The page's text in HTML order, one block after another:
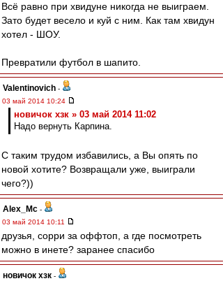
Всё равно при хвидуне никогда не выиграем.
Зато будет весело и куй с ним. Как там хвидун
хотел - ШОУ.
Превратили футбол в шапито.
Valentinovich -
03 май 2014 10:24
новичок хзк » 03 май 2014 11:02
Надо вернуть Карпина.
С таким трудом избавились, а Вы опять по
новой хотите? Возвращали уже, выиграли
чего?))
Alex_Mc -
03 май 2014 10:11
друзья, сорри за оффтоп, а где посмотреть
можно в инете? заранее спасибо
новичок хзк -